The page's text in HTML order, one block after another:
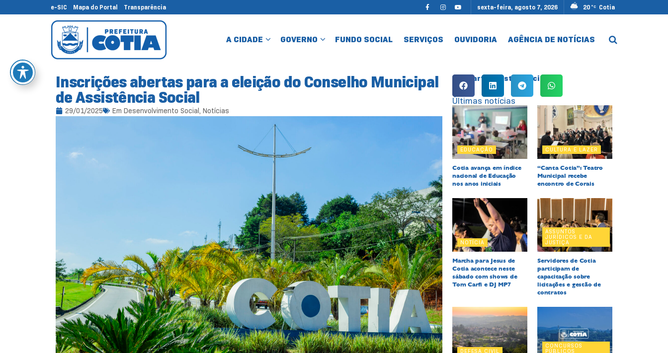
e-SIC Mapa do Portal Transparência sexta-feira, agosto 7, 2026 20 °C Cotia
A CIDADE GOVERNO FUNDO SOCIAL SERVIÇOS OUVIDORIA AGÊNCIA DE NOTÍCIAS
Inscrições abertas para a eleição do Conselho Municipal
de Assistência Social
29/01/2025 Em Desenvolvimento Social, Notícias
Compartilhe esta notícia:
Últimas notícias
EDUCAÇÃO
Cotia avança em índice
nacional de Educação
nos anos iniciais
CULTURA E LAZER
“Canta Cotia”: Teatro
Municipal recebe
encontro de Corais
NOTÍCIA
Marcha para Jesus de
Cotia acontece neste
sábado com shows de
Tom Carfi e DJ MP7
ASSUNTOS
JURÍDICOS E DA
JUSTIÇA
Servidores de Cotia
participam de
capacitação sobre
licitações e gestão de
contratos
DEFESA CIVIL
CONCURSOS
PÚBLICOS